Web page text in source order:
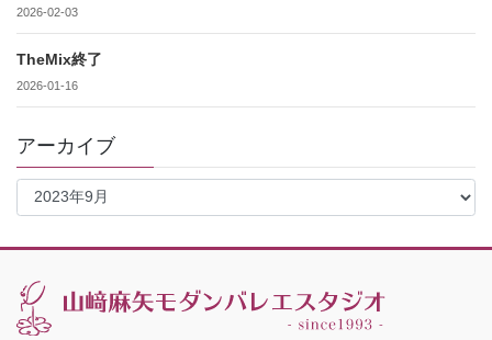
2026-02-03
TheMix終了
2026-01-16
アーカイブ
ア
イ